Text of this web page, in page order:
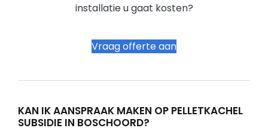
installatie u gaat kosten?
Vraag offerte aan
KAN IK AANSPRAAK MAKEN OP PELLETKACHEL
SUBSIDIE IN BOSCHOORD?